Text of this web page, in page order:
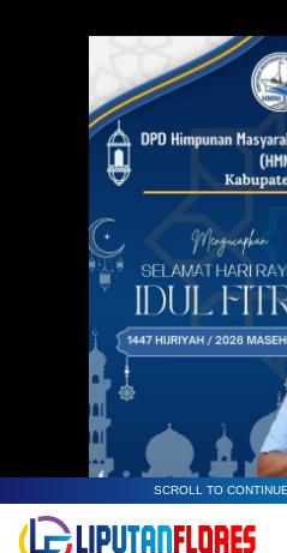
SCROLL TO
Baca Juga : Juventus
Apresiasi Retret
Magelang, Upaya
Daerah